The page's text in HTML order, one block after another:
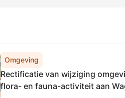
Omgeving
Rectificatie van wijziging
flora- en fauna-activiteit aan